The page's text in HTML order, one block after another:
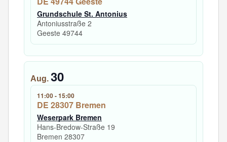
Grundschule St. Antonius
Antoniusstraße 2
Geeste 49744
Aug. 30
11:00-15:00
DE 28307 Bremen
Weserpark Bremen
Hans-Bredow-Straße 19
Bremen 28307